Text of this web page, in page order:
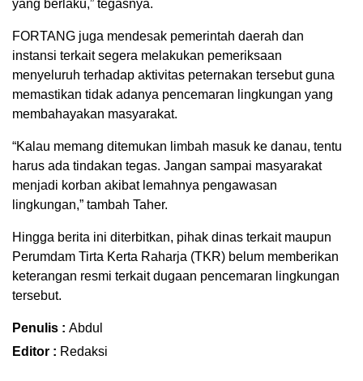
yang berlaku,” tegasnya.
FORTANG juga mendesak pemerintah daerah dan
instansi terkait segera melakukan pemeriksaan
menyeluruh terhadap aktivitas peternakan tersebut guna
memastikan tidak adanya pencemaran lingkungan yang
membahayakan masyarakat.
“Kalau memang ditemukan limbah masuk ke danau, tentu
harus ada tindakan tegas. Jangan sampai masyarakat
menjadi korban akibat lemahnya pengawasan
lingkungan,” tambah Taher.
Hingga berita ini diterbitkan, pihak dinas terkait maupun
Perumdam Tirta Kerta Raharja (TKR) belum memberikan
keterangan resmi terkait dugaan pencemaran lingkungan
tersebut.
Penulis : Abdul
Editor : Redaksi